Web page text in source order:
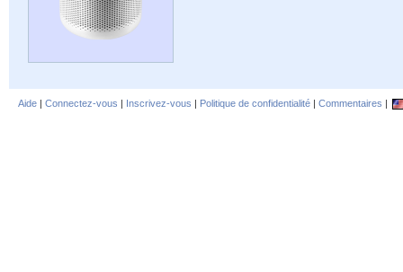
Aide | Connectez-vous | Inscrivez-vous | Politique de confidentialité | Commentaires |